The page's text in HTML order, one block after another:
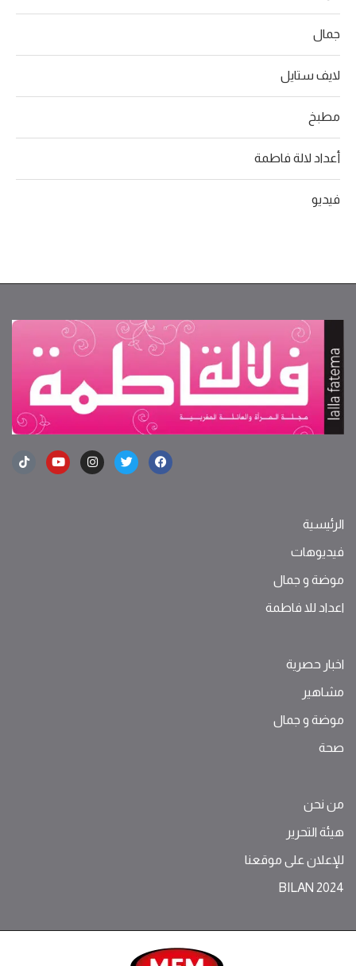
جمال
لايف ستايل
مطبخ
أعداد لالة فاطمة
فيديو
الرئيسية
فيديوهات
موضة ‫و‬ ‫‬‫جمال‬
اعداد للا فاطمة
اخبار حصرية
مشاهير
موضة ‫و‬ ‫‬‫جمال‬
صحة
من نحن
هيئة التحرير
للإعلان على موقعنا
BILAN 2024